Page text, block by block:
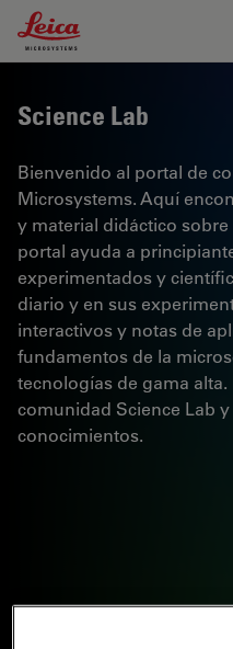
Leica Microsystems Logo
Science Lab
Bienvenido al portal de
Microsystems. Aquí
y material didáctico
portal ayuda a
experimentados y
diario y en sus
interactivos y notas de
fundamentos de la
tecnologías de gama
comunidad Science Lab
conocimientos.